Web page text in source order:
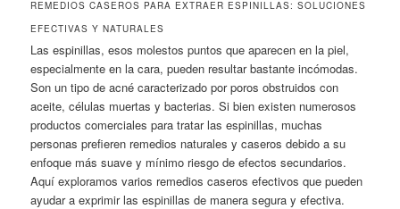
REMEDIOS CASEROS PARA EXTRAER ESPINILLAS: SOLUCIONES
EFECTIVAS Y NATURALES
Las espinillas, esos molestos puntos que aparecen en la piel,
especialmente en la cara, pueden resultar bastante incómodas.
Son un tipo de acné caracterizado por poros obstruidos con
aceite, células muertas y bacterias. Si bien existen numerosos
productos comerciales para tratar las espinillas, muchas
personas prefieren remedios naturales y caseros debido a su
enfoque más suave y mínimo riesgo de efectos secundarios.
Aquí exploramos varios remedios caseros efectivos que pueden
ayudar a exprimir las espinillas de manera segura y efectiva.